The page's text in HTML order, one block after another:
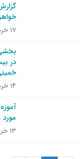
۱۷ خرداد ۱۳۹۹
در
۱۴ خرداد ۱۳۹۹
۱۳ خرداد ۱۳۹۹